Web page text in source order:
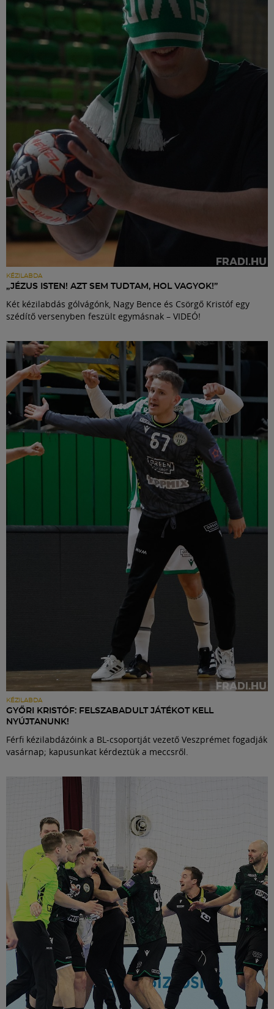
KÉZILABDA
„JÉZUS ISTEN! AZT SEM TUDTAM, HOL VAGYOK!”
Két kézilabdás gólvágónk, Nagy Bence és Csörgő Kristóf egy
szédítő versenyben feszült egymásnak – VIDEÓ!
KÉZILABDA
GYŐRI KRISTÓF: FELSZABADULT JÁTÉKOT KELL
NYÚJTANUNK!
Férfi kézilabdázóink a BL-csoportját vezető Veszprémet fogadják
vasárnap; kapusunkat kérdeztük a meccsről.